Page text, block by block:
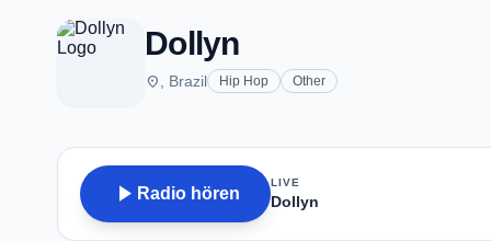
Dollyn
place , Brazil Hip Hop Other
play_arrow Radio hören
LIVE
Dollyn